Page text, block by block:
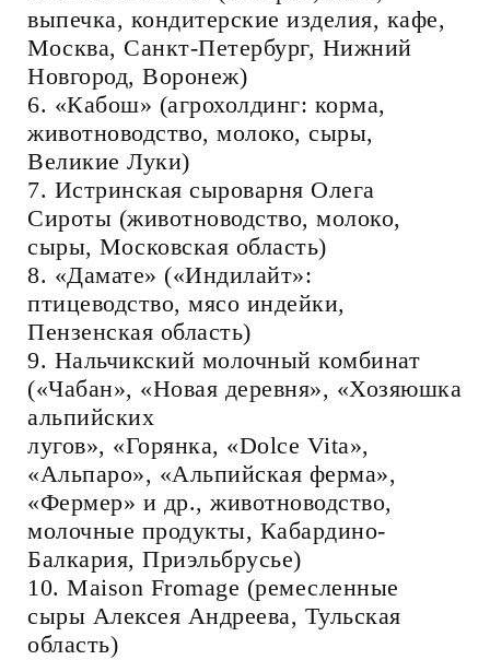
выпечка, кондитерские изделия, кафе,
Москва, Санкт-Петербург, Нижний
Новгород, Воронеж)
6. «Кабош» (агрохолдинг: корма,
животноводство, молоко, сыры,
Великие Луки)
7. Истринская сыроварня Олега
Сироты (животноводство, молоко,
сыры, Московская область)
8. «Дамате» («Индилайт»:
птицеводство, мясо индейки,
Пензенская область)
9. Нальчикский молочный комбинат
(«Чабан», «Новая деревня», «Хозяюшка
альпийских
лугов», «Горянка, «Dolce Vita»,
«Альпаро», «Альпийская ферма»,
«Фермер» и др., животноводство,
молочные продукты, Кабардино-
Балкария, Приэльбрусье)
10. Maison Fromage (ремесленные
сыры Алексея Андреева, Тульская
область)